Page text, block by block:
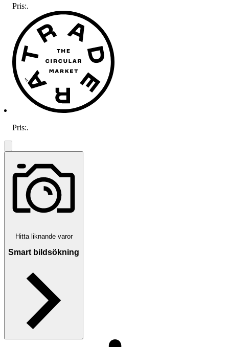
Pris:.
Pris:.
Hitta liknande varor
Smart bildsökning